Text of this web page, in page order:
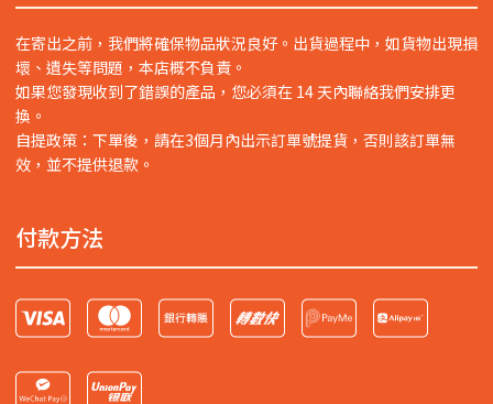
在寄出之前，我們將確保物品狀況良好。出貨過程中，如貨物出現損
壞、遺失等問題，本店概不負責。
如果您發現收到了錯誤的產品，您必須在 14 天內聯絡我們安排更
換。
自提政策：下單後，請在3個月內出示訂單號提貨，否則該訂單無
效，並不提供退款。
付款方法